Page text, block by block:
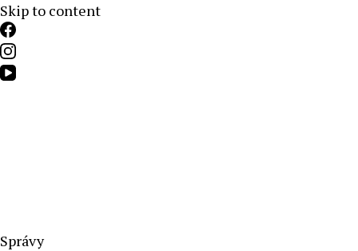
Skip to content
Aktuálne správy – severné Slovensko
Správy